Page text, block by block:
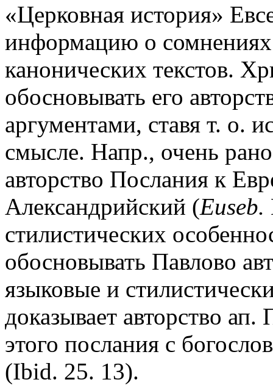
«Церковная история»
информацию о сомнениях
канонических текстов.
обосновывать его
аргументами, ставя т. о.
смысле. Напр., очень
авторство Послания к
Александрийский (Euseb.
стилистических
обосновывать Павлово
языковые и
доказывает авторство
этого послания с
(Ibid. 25. 13).